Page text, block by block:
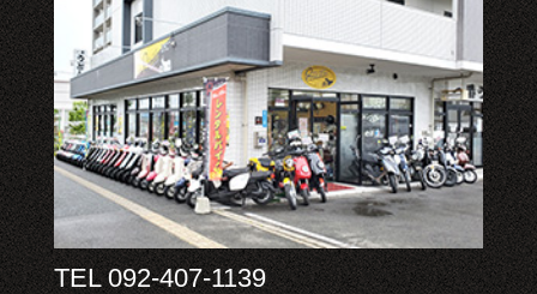
TEL 092-407-1139